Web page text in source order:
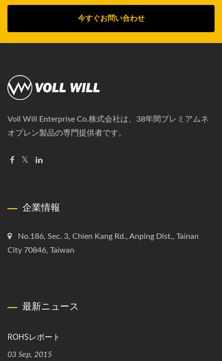
今すぐお問い合わせ
Voll Will Enterprise Co.株式会社は、38年間プレミアムネ
オプレン製品の専門提供者です。
企業情報
No.186, Sec. 3, Chien Kang Rd., Anping Dist., Tainan
City 70846, Taiwan
最新ニュース
ROHSレポート
03 Sep, 2015